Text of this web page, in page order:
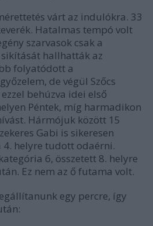
várt az indulókra. 33
Hatalmas tempó volt
szarvasok csak a
hallhatták az
folyatódott a
de végül Szőcs
behúzva idei első
Péntek, míg harmadikon
Hármójuk között 15
Gabi is sikeresen
4. helyre tudott odaérni.
6, összetett 8. helyre
Ez nem az ő futama volt.
egy percre, így